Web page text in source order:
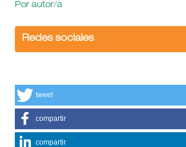
Por autor/a
Redes sociales
tweet
compartir
compartir